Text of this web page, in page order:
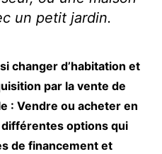
un petit jardin.
changer d’habitation et
par la vente de
: Vendre ou acheter en
options qui
de financement et